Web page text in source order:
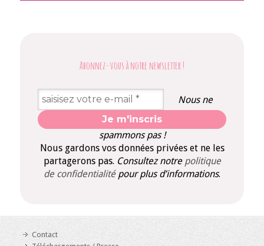
Abonnez-vous à notre newsletter !
Nous ne
spammons pas !
Nous gardons vos données privées et ne les
partagerons pas. Consultez notre politique
de confidentialité pour plus d’informations.
Contact